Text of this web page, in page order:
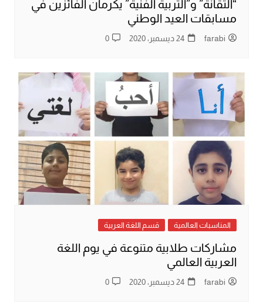
“التقانة” و”التربية الفنية” يكرمان الفائزين في
مسابقات العيد الوطني
farabi 24 ديسمبر، 2020 0
المناسبات العالمية قسم اللغة العربية
مشاركات طلابية متنوعة في يوم اللغة
العربية العالمي
farabi 24 ديسمبر، 2020 0